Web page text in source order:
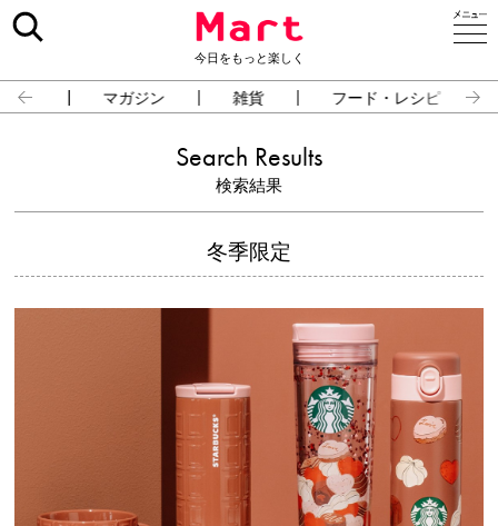
今日をもっと楽しく
占い マガジン 雑貨 フード・レシピ
Search Results
検索結果
冬季限定